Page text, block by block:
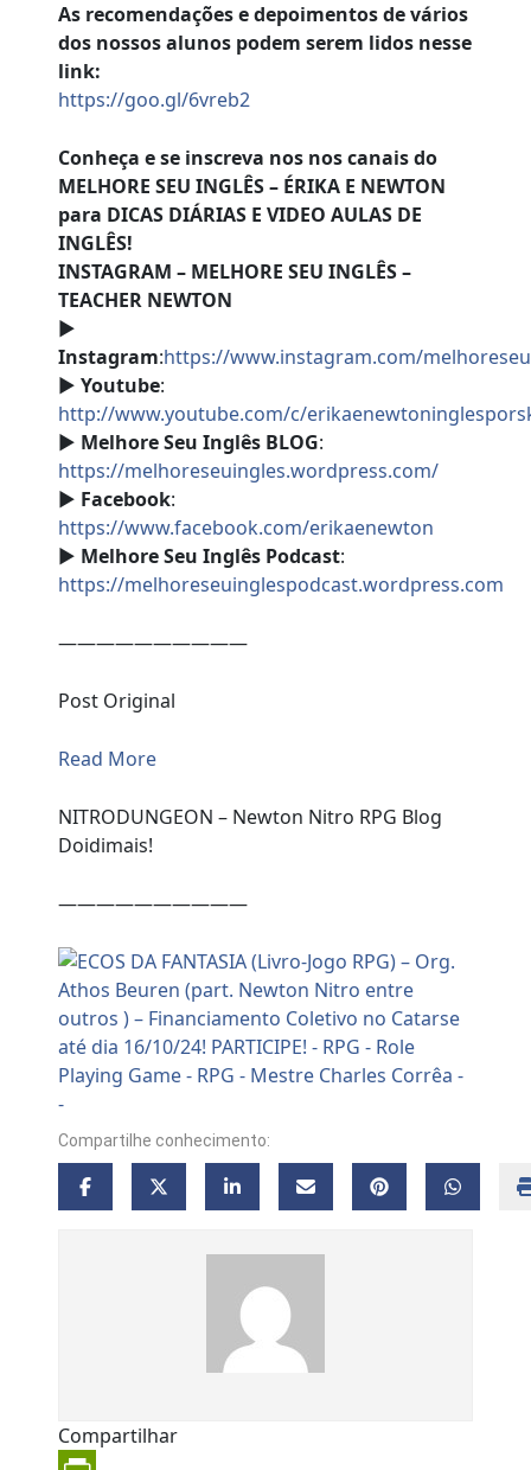
As recomendações e depoimentos de vários
dos nossos alunos podem serem lidos nesse
link:
https://goo.gl/6vreb2
Conheça e se inscreva nos nos canais do
MELHORE SEU INGLÊS – ÉRIKA E NEWTON
para DICAS DIÁRIAS E VIDEO AULAS DE
INGLÊS!
INSTAGRAM – MELHORE SEU INGLÊS –
TEACHER NEWTON
►
Instagram:https://www.instagram.com/
►Youtube:
http://www.youtube.com/c/
► Melhore Seu Inglês BLOG:
https://melhoreseuingles.wordpress.com/
► Facebook:
https://www.facebook.com/erikaenewton
► Melhore Seu Inglês Podcast:
https://melhoreseuinglespodcast.wordpress.com
——————————
Post Original
Read More
NITRODUNGEON – Newton Nitro RPG Blog
Doidimais!
——————————
Compartilhe conhecimento:
Compartilhar